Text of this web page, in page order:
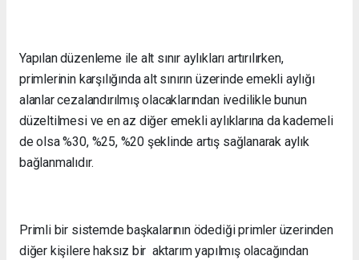
Yapılan düzenleme ile alt sınır aylıkları artırılırken,
primlerinin karşılığında alt sınırın üzerinde emekli aylığı
alanlar cezalandırılmış olacaklarından ivedilikle bunun
düzeltilmesi ve en az diğer emekli aylıklarına da kademeli
de olsa %30, %25, %20 şeklinde artış sağlanarak aylık
bağlanmalıdır.
Primli bir sistemde başkalarının ödediği primler üzerinden
diğer kişilere haksız bir aktarım yapılmış olacağından